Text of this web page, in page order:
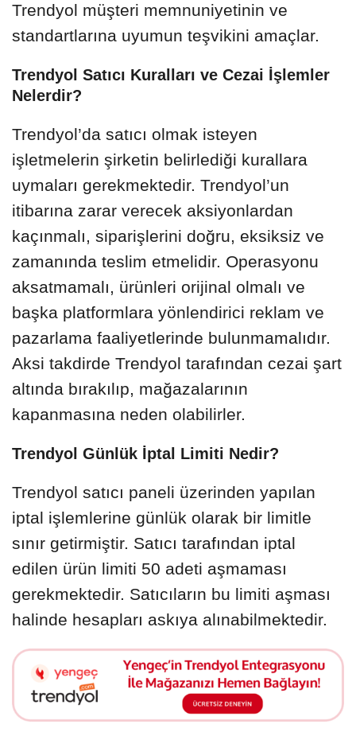
Trendyol müşteri memnuniyetinin ve
standartlarına uyumun teşvikini amaçlar.
Trendyol Satıcı Kuralları ve Cezai İşlemler
Nelerdir?
Trendyol’da satıcı olmak isteyen
işletmelerin şirketin belirlediği kurallara
uymaları gerekmektedir. Trendyol’un
itibarına zarar verecek aksiyonlardan
kaçınmalı, siparişlerini doğru, eksiksiz ve
zamanında teslim etmelidir. Operasyonu
aksatmamalı, ürünleri orijinal olmalı ve
başka platformlara yönlendirici reklam ve
pazarlama faaliyetlerinde bulunmamalıdır.
Aksi takdirde Trendyol tarafından cezai şart
altında bırakılıp, mağazalarının
kapanmasına neden olabilirler.
Trendyol Günlük İptal Limiti Nedir?
Trendyol satıcı paneli üzerinden yapılan
iptal işlemlerine günlük olarak bir limitle
sınır getirmiştir. Satıcı tarafından iptal
edilen ürün limiti 50 adeti aşmaması
gerekmektedir. Satıcıların bu limiti aşması
halinde hesapları askıya alınabilmektedir.